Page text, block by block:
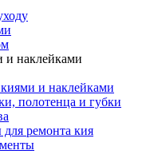
и наклейками
киями и наклейками
полотенца и губки
ремонта кия